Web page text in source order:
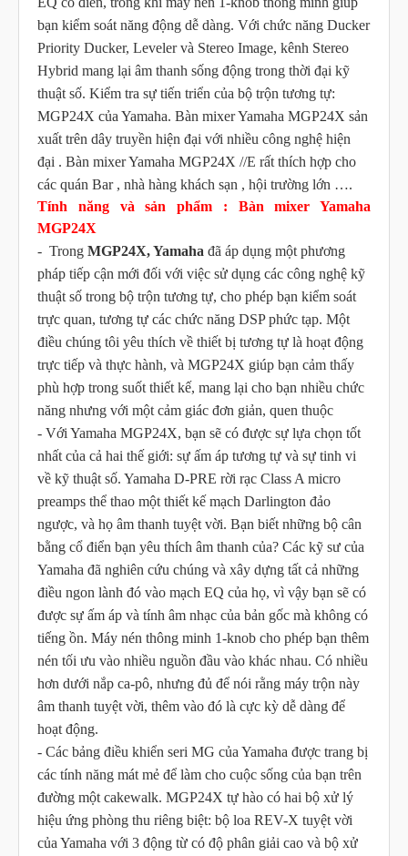
bạn kiểm soát năng động dễ dàng. Với chức năng Ducker
Priority Ducker, Leveler và Stereo Image, kênh Stereo
Hybrid mang lại âm thanh sống động trong thời đại kỹ
thuật số. Kiểm tra sự tiến triển của bộ trộn tương tự:
MGP24X của Yamaha. Bàn mixer Yamaha MGP24X sản
xuất trên dây truyền hiện đại với nhiều công nghệ hiện
đại . Bàn mixer Yamaha MGP24X //E rất thích hợp cho
các quán Bar , nhà hàng khách sạn , hội trường lớn ….
Tính năng và sản phẩm : Bàn mixer Yamaha
MGP24X
- Trong MGP24X, Yamaha đã áp dụng một phương
pháp tiếp cận mới đối với việc sử dụng các công nghệ kỹ
thuật số trong bộ trộn tương tự, cho phép bạn kiểm soát
trực quan, tương tự các chức năng DSP phức tạp. Một
điều chúng tôi yêu thích về thiết bị tương tự là hoạt động
trực tiếp và thực hành, và MGP24X giúp bạn cảm thấy
phù hợp trong suốt thiết kế, mang lại cho bạn nhiều chức
năng nhưng với một cảm giác đơn giản, quen thuộc
- Với Yamaha MGP24X, bạn sẽ có được sự lựa chọn tốt
nhất của cả hai thế giới: sự ấm áp tương tự và sự tinh vi
về kỹ thuật số. Yamaha D-PRE rời rạc Class A micro
preamps thể thao một thiết kế mạch Darlington đảo
ngược, và họ âm thanh tuyệt vời. Bạn biết những bộ cân
bằng cổ điển bạn yêu thích âm thanh của? Các kỹ sư của
Yamaha đã nghiên cứu chúng và xây dựng tất cả những
điều ngon lành đó vào mạch EQ của họ, vì vậy bạn sẽ có
được sự ấm áp và tính âm nhạc của bản gốc mà không có
tiếng ồn. Máy nén thông minh 1-knob cho phép bạn thêm
nén tối ưu vào nhiều nguồn đầu vào khác nhau. Có nhiều
hơn dưới nắp ca-pô, nhưng đủ để nói rằng máy trộn này
âm thanh tuyệt vời, thêm vào đó là cực kỳ dễ dàng để
hoạt động.
- Các bảng điều khiển seri MG của Yamaha được trang bị
các tính năng mát mẻ để làm cho cuộc sống của bạn trên
đường một cakewalk. MGP24X tự hào có hai bộ xử lý
hiệu ứng phòng thu riêng biệt: bộ loa REV-X tuyệt vời
của Yamaha với 3 động từ có độ phân giải cao và bộ xử